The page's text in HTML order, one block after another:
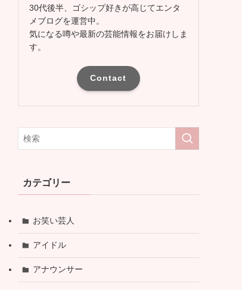
30代後半、ゴシップ好きが高じてエンタ
メブログを運営中。
気になる噂や最新の芸能情報をお届けしま
す。
Contact
カテゴリー
お笑い芸人
アイドル
アナウンサー